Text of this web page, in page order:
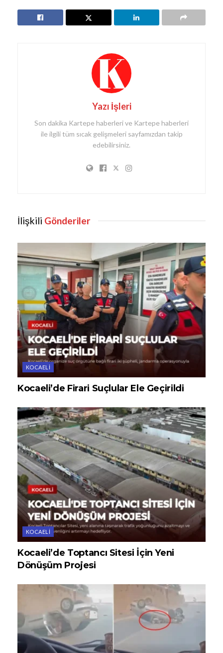
Yazı İşleri
Son dakika Kartepe haberleri ve Kartepe haberleri
ile ilgili tüm sıcak gelişmeleri sayfamızdan takip
edebilirsiniz.
İlişkili Gönderiler
KOCAELI
Kocaeli’de Firari Suçlular Ele Geçirildi
KOCAELI
Kocaeli’de Toptancı Sitesi İçin Yeni
Dönüşüm Projesi